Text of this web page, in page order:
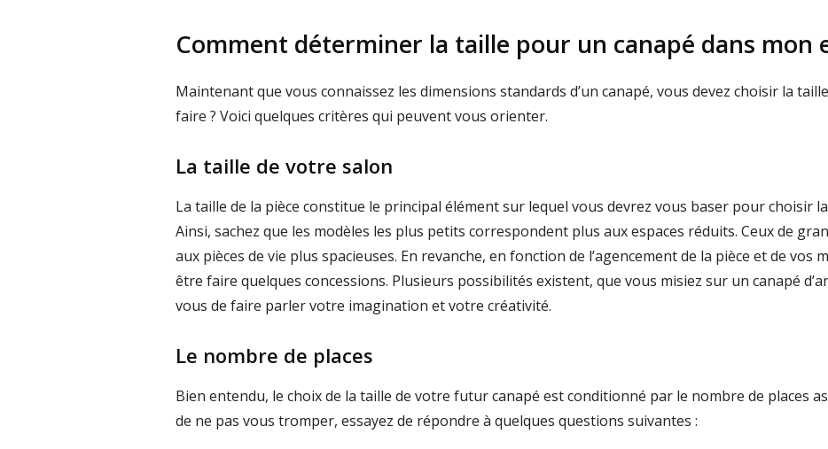
Comment déterminer la taille pour un canapé dans mon
Maintenant que vous connaissez les dimensions standards d’un canapé, vous devez choisir la
faire ? Voici quelques critères qui peuvent vous orienter.
La taille de votre salon
La taille de la pièce constitue le principal élément sur lequel vous devrez vous baser pour choisir
Ainsi, sachez que les modèles les plus petits correspondent plus aux espaces réduits. Ceux de
aux pièces de vie plus spacieuses. En revanche, en fonction de l’agencement de la pièce et de vos
être faire quelques concessions. Plusieurs possibilités existent, que vous misiez sur un canapé
vous de faire parler votre imagination et votre créativité.
Le nombre de places
Bien entendu, le choix de la taille de votre futur canapé est conditionné par le nombre de places
de ne pas vous tromper, essayez de répondre à quelques questions suivantes :